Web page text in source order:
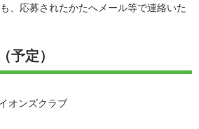
、応募されたかたへメール等で連絡いた
予定）
オンズクラブ